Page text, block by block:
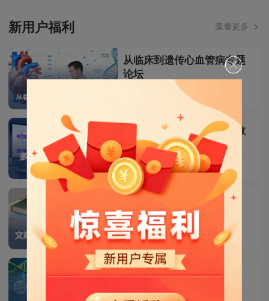
新用户福利 查看更多
从临床到遗传心血管病专题
论坛
课程
多组学贯穿项目的设计及数
据挖掘
￥29.9
课程
文献阅读及论文写作技巧
￥29.9
园艺作物基因组学研究